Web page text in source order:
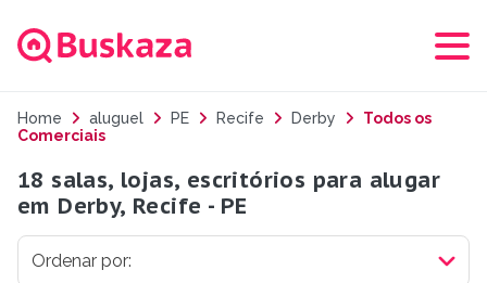
Home aluguel PE Recife Derby
Todos os
Comerciais
18 salas, lojas, escritórios para alugar
em Derby, Recife - PE